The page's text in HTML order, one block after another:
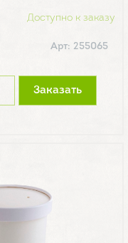
Доступно к заказу
Арт: 255065
Заказать